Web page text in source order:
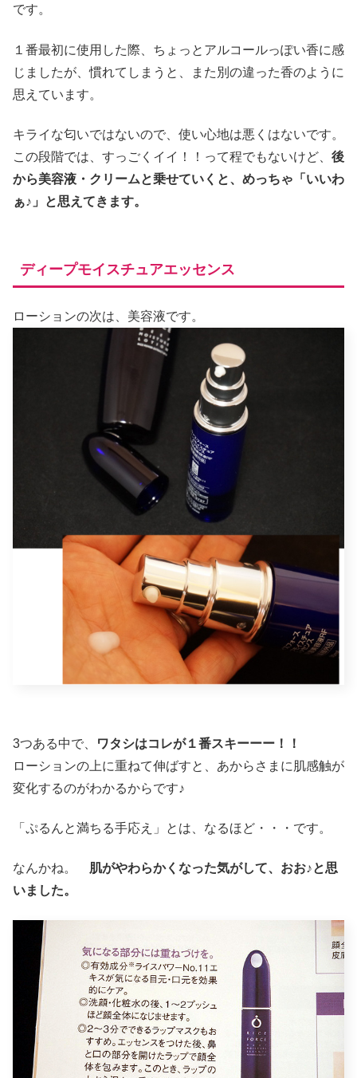
です。
１番最初に使用した際、ちょっとアルコールっぽい香に感
じましたが、慣れてしまうと、また別の違った香のように
思えています。
キライな匂いではないので、使い心地は悪くはないです。
この段階では、すっごくイイ！！って程でもないけど、 後
から美容液・クリームと乗せていくと、めっちゃ「いいわ
ぁ♪」と思えてきます。
ディープモイスチュアエッセンス
ローションの次は、美容液です。
3つある中で、
ワタシはコレが１番スキーーー！！
ローションの上に重ねて伸ばすと、あからさまに肌感触が
変化するのがわかるからです♪
「ぷるんと満ちる手応え」とは、なるほど・・・です。
なんかね。 肌がやわらかくなった気がして、おお♪と思
いました。